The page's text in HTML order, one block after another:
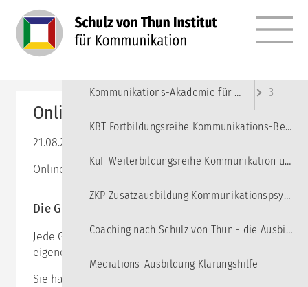
Online-Impulstag: Teamkenntnis
21.08.2025 09:00–16:30
Online-Seminar via Zoom
Die Gruppe verstehen
Jede Gruppe hat, wie jeder Mensch auch, einen ganz
eigenen Charakter.
Sie hat Stärken und Schwächen und kann damit
MENÜ
Kommunikations-Akademie für junge Erwachsene 3
KBT Fortbildungsreihe Kommunikations-Beratung und Training
KuF Weiterbildungsreihe Kommunikation und Führung
ZKP Zusatzausbildung Kommunikationspsychologie
Coaching nach Schulz von Thun - die Ausbildung
Mediations-Ausbildung Klärungshilfe